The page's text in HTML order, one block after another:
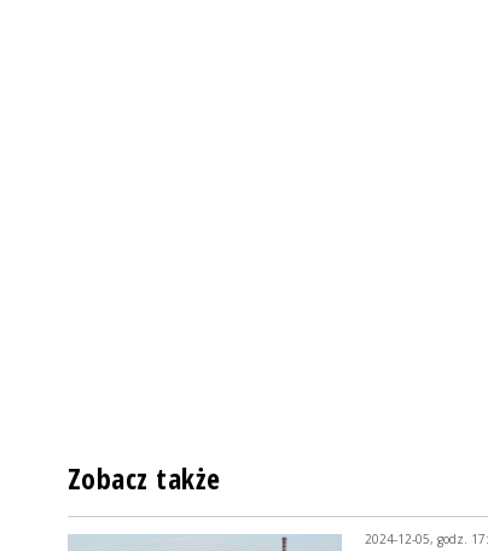
Zobacz także
2024-12-05, godz.